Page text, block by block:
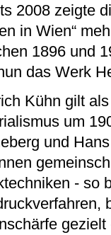
2008 zeigte
in Wien“
1896 und
das Werk
Kühn gilt
um
und
- so